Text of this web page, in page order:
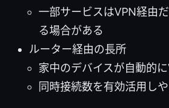
一部サービスはVPN経由
る場合がある
ルーター経由の長所
家中のデバイスが自動的
同時接続数を有効活用し